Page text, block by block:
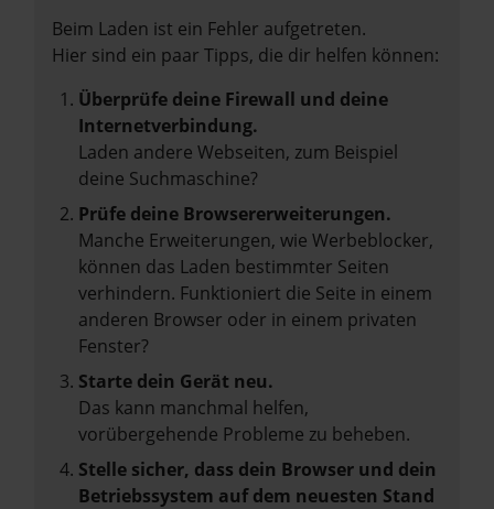
Beim Laden ist ein Fehler aufgetreten.
Hier sind ein paar Tipps, die dir helfen können:
Überprüfe deine Firewall und deine
Internetverbindung.
Laden andere Webseiten, zum Beispiel
deine Suchmaschine?
Prüfe deine Browsererweiterungen.
Manche Erweiterungen, wie Werbeblocker,
können das Laden bestimmter Seiten
verhindern. Funktioniert die Seite in einem
anderen Browser oder in einem privaten
Fenster?
Starte dein Gerät neu.
Das kann manchmal helfen,
vorübergehende Probleme zu beheben.
Stelle sicher, dass dein Browser und dein
Betriebssystem auf dem neuesten Stand